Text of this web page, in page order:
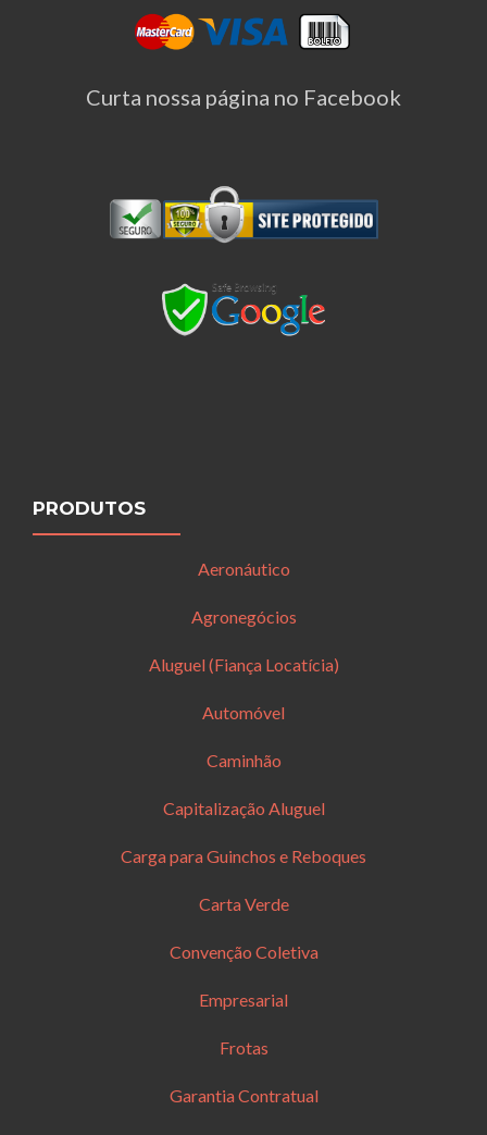
Curta nossa página no Facebook
PRODUTOS
Aeronáutico
Agronegócios
Aluguel (Fiança Locatícia)
Automóvel
Caminhão
Capitalização Aluguel
Carga para Guinchos e Reboques
Carta Verde
Convenção Coletiva
Empresarial
Frotas
Garantia Contratual